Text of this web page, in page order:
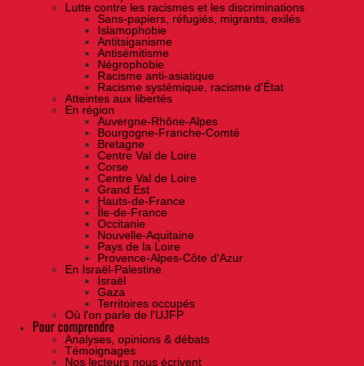
Lutte contre les racismes et les discriminations
Sans-papiers, réfugiés, migrants, exilés
Islamophobie
Antitsiganisme
Antisémitisme
Négrophobie
Racisme anti-asiatique
Racisme systémique, racisme d'État
Atteintes aux libertés
En région
Auvergne-Rhône-Alpes
Bourgogne-Franche-Comté
Bretagne
Centre Val de Loire
Corse
Centre Val de Loire
Grand Est
Hauts-de-France
Île-de-France
Occitanie
Nouvelle-Aquitaine
Pays de la Loire
Provence-Alpes-Côte d'Azur
En Israël-Palestine
Israël
Gaza
Territoires occupés
Où l'on parle de l'UJFP
Pour comprendre
Analyses, opinions & débats
Témoignages
Nos lecteurs nous écrivent